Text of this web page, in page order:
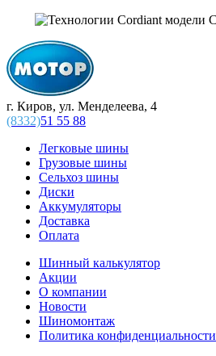
г. Киров, ул. Менделеева, 4
(8332)51 55 88
Легковые шины
Грузовые шины
Сельхоз шины
Диски
Аккумуляторы
Доставка
Оплата
Шинный калькулятор
Акции
О компании
Новости
Шиномонтаж
Политика конфиденциальности